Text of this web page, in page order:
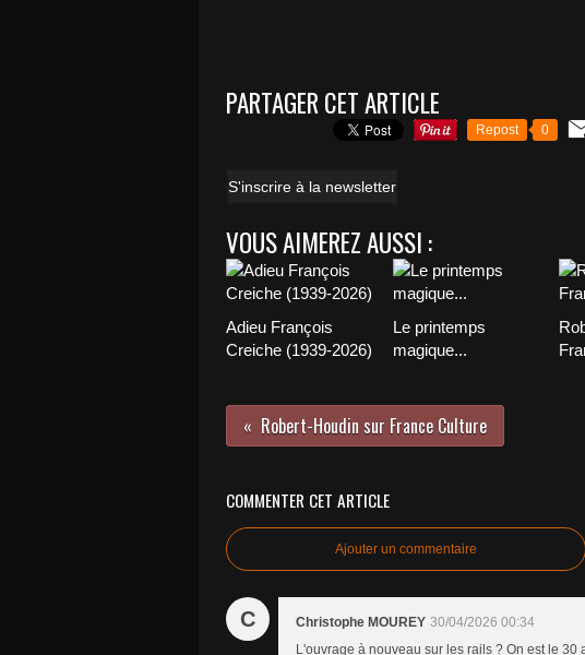
PARTAGER CET ARTICLE
Repost 0
S'inscrire à la newsletter
VOUS AIMEREZ AUSSI :
Adieu François
Creiche (1939-2026)
Le printemps
magique...
Robert-Houdin sur France Culture
COMMENTER CET ARTICLE
Ajouter un commentaire
C Christophe MOUREY 30/04/2026 00:34
L'ouvrage à nouveau sur les rails ? On est le